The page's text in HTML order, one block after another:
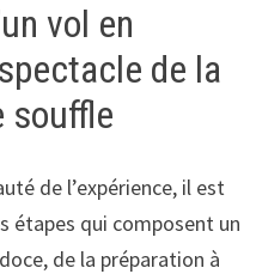
vol en
de la
souffle
de l’expérience, il est
étapes qui composent un
de la préparation à